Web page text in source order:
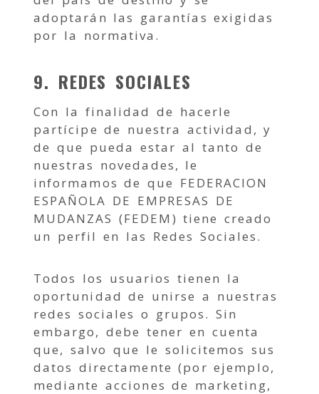
adoptarán las garantías exigidas
por la normativa.
9. REDES SOCIALES
Con la finalidad de hacerle
partícipe de nuestra actividad, y
de que pueda estar al tanto de
nuestras novedades, le
informamos de que FEDERACION
ESPAÑOLA DE EMPRESAS DE
MUDANZAS (FEDEM) tiene creado
un perfil en las Redes Sociales.
Todos los usuarios tienen la
oportunidad de unirse a nuestras
redes sociales o grupos. Sin
embargo, debe tener en cuenta
que, salvo que le solicitemos sus
datos directamente (por ejemplo,
mediante acciones de marketing,